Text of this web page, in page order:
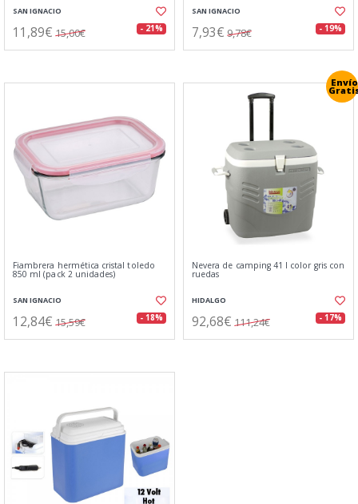
SAN IGNACIO
11,89€ 15,00€ - 21%
SAN IGNACIO
7,93€ 9,78€ - 19%
Fiambrera hermética cristal toledo
850 ml (pack 2 unidades)
SAN IGNACIO
12,84€ 15,59€ - 18%
Envío
Nevera de camping 41 l color gris con
ruedas
HIDALGO
92,68€ 111,24€ - 17%